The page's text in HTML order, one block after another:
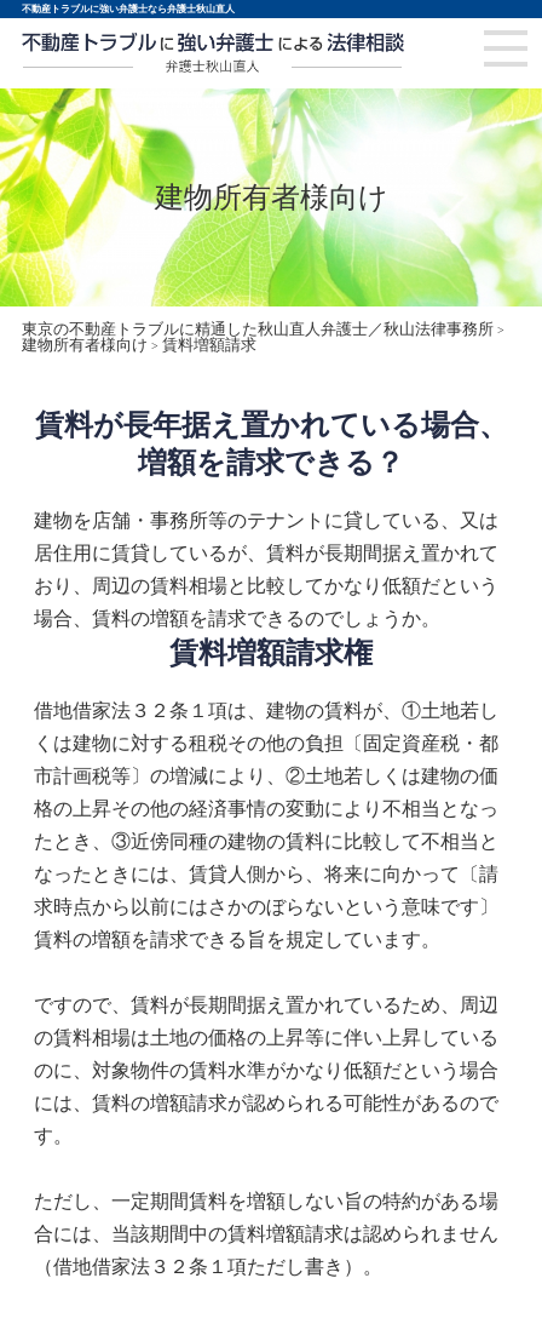
不動産トラブルに強い弁護士なら弁護士秋山直人
建物所有者様向け
東京の不動産トラブルに精通した秋山直人弁護士／秋山法律事務所>
建物所有者様向け > 賃料増額請求
賃料が長年据え置かれている場合、
増額を請求できる？
建物を店舗・事務所等のテナントに貸している、又は
居住用に賃貸しているが、賃料が長期間据え置かれて
おり、周辺の賃料相場と比較してかなり低額だという
場合、賃料の増額を請求できるのでしょうか。
賃料増額請求権
借地借家法３２条１項は、建物の賃料が、①土地若し
くは建物に対する租税その他の負担〔固定資産税・都
市計画税等〕の増減により、②土地若しくは建物の価
格の上昇その他の経済事情の変動により不相当となっ
たとき、③近傍同種の建物の賃料に比較して不相当と
なったときには、賃貸人側から、将来に向かって〔請
求時点から以前にはさかのぼらないという意味です〕
賃料の増額を請求できる旨を規定しています。
ですので、賃料が長期間据え置かれているため、周辺
の賃料相場は土地の価格の上昇等に伴い上昇している
のに、対象物件の賃料水準がかなり低額だという場合
には、賃料の増額請求が認められる可能性があるので
す。
ただし、一定期間賃料を増額しない旨の特約がある場
合には、当該期間中の賃料増額請求は認められません
（借地借家法３２条１項ただし書き）。